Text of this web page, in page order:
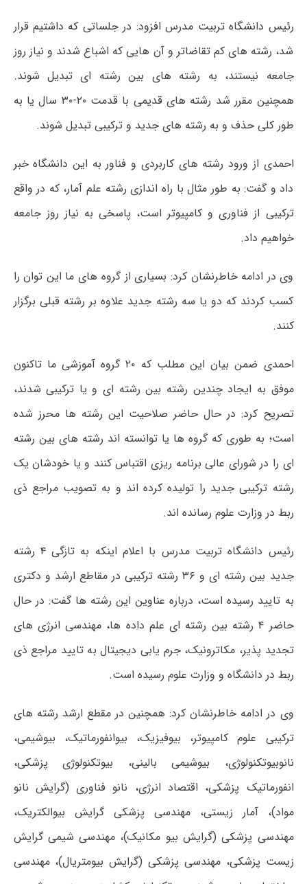
رئیس دانشگاه تربیت مدرس افزود: در جلساتی که داشتیم قرار
شد، رشته های کم تقاضاتر و آن هایی که اشباع شدند و نیاز روز
جامعه نیستند، به رشته های بین رشته ای تبدیل شوند.
همچنین مقرر شد رشته های قدیمی با قدمت ۲۰-۳۰ سال یا به
طور کلی حذف و به رشته های جدید و ترکیبی تبدیل شوند.
احمدی از ورود رشته های کاربردی و فناور به این دانشگاه خبر
داد و گفت: به طور مثال با راه اندازی رشته علم آمار، که در واقع
ترکیبی از فناوری و کامپیوتر است، پاسخی به نیاز روز جامعه
خواهیم داد.
وی در ادامه خاطرنشان کرد: بسیاری از گروه های ما این توان را
کسب کردند که دو یا سه رشته جدید علاوه بر رشته قبلی برگزار
کنند.
احمدی ضمن بیان این مطلب که ۲۰ گروه آموزشی ما تاکنون
موفق به ایجاد چندین رشته بین رشته ای و یا ترکیبی شدند،
تصریح کرد: در حال حاضر صلاحیت این رشته ها محرز شده
است؛ به طوری که گروه ها یا توانسته اند رشته های بین رشته
ای را در شورای عالی برنامه ریزی اقتباس کنند و یا خودشان یک
رشته ترکیبی جدید را تولیده کرده اند و به تصویب مراجع ذی
ربط در وزارت علوم رسانده اند.
رئیس دانشگاه تربیت مدرس با اعلام اینکه به تازگی ۴ رشته
جدید بین رشته ای و ۳۶ رشته ترکیبی در مقاطع ارشد و دکتری
به تایید رسیده است، درباره عناوین این رشته ها گفت: در حال
حاضر ۴ رشته بین رشته ای علم داده ها، مهندسی انرژی های
تجدید پذیر، مکاترونیک، جرم یابی دیجیتال به تایید مراجع ذی
ربط در دانشگاه و وزارت علوم رسیده است.
وی در ادامه خاطرنشان کرد: همچنین در مقطع ارشد رشته های
ترکیبی علوم کامپیوتر، بیوفیزیک، بیوانفورماتیک، بیوشیمی،
نانوبیوتکنولوژی، بیوشیمی بالینی، بیوتکنولوژی پزشکی،
انفورماتیک پزشکی، اقتصاد انرژی، نانو فناوری (گرایش نانو
مواد)، آمار زیستی، مهندسی پزشکی گرایش بیوالکتریک،
مهندسی پزشکی (گرایش بیو مکانیک)، مهندسی شیمی گرایش
زیست پزشکی، مهندسی پزشکی (گرایش بیومتریال)، مهندسی